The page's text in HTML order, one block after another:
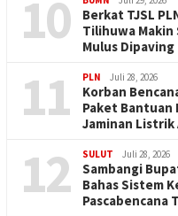
10
Berkat TJSL
Tilihuwa Makin
Mulus Dipaving
11 PLN Juli 28, 2026
Korban
Paket Bantuan
Jaminan
12 SULUT Juli 28, 2026
Sambangi
Bahas Sistem
Pascabencana